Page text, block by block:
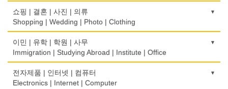
떡집/방앗간
Rice Cake
Fish Market
Restaurant
의사-검안의
Optometrist
보청기
Hearing Aid
Bidet
쇼핑 | 결혼 | 사진 | 의류
Shopping | Wedding | Photo | Clothing
한복집
Korean Costume
유리/거울/액자
Glass/Mirror/Frame
이민 | 유학 | 학원 | 사무
Immigration | Studying Abroad | Institute | Office
이민/유학
Immigration/Studying Abroad
전자제품 | 인터넷 | 컴퓨터
Electronics | Internet | Computer